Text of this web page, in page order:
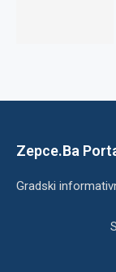
Zepce.Ba
Gradski